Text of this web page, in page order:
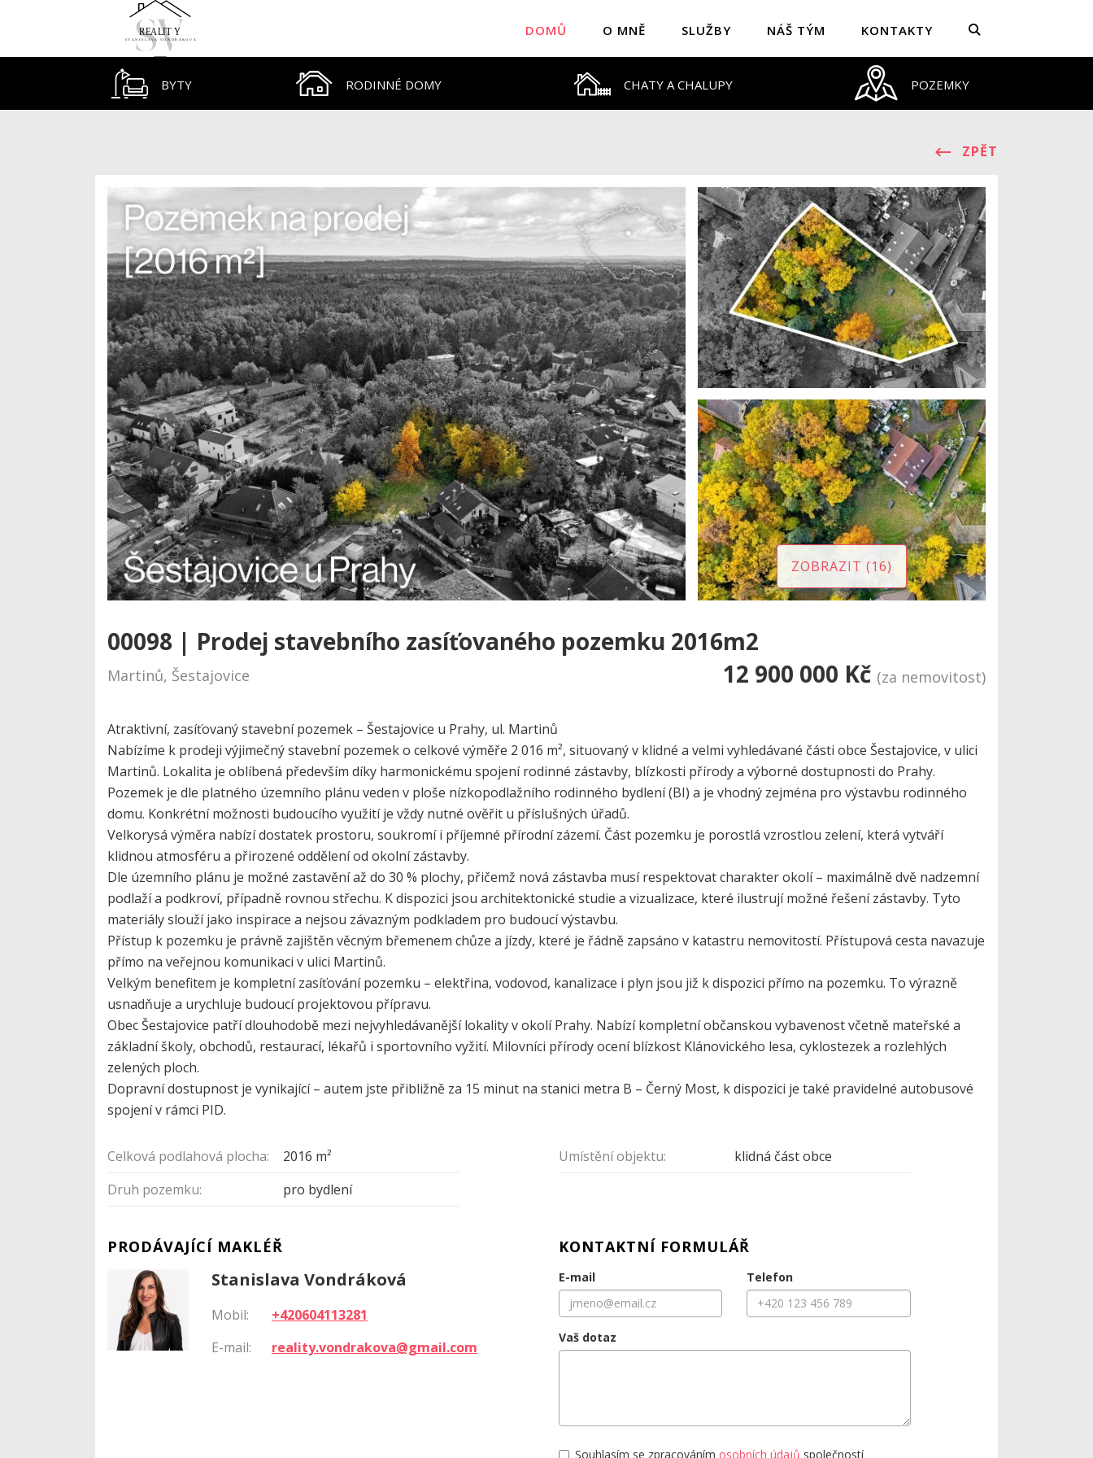
DOMŮ O MNĚ SLUŽBY NÁŠ TÝM KONTAKTY
BYTY RODINNÉ DOMY CHATY A CHALUPY POZEMKY
ZPĚT
ZOBRAZIT (16)
00098 | Prodej stavebního zasíťovaného pozemku 2016m2
Martinů, Šestajovice 12 900 000 Kč (za nemovitost)
Atraktivní, zasíťovaný stavební pozemek – Šestajovice u Prahy, ul. Martinů
Nabízíme k prodeji výjimečný stavební pozemek o celkové výměře 2 016 m², situovaný v klidné a velmi vyhledávané části obce Šestajovice, v ulici
Martinů. Lokalita je oblíbená především díky harmonickému spojení rodinné zástavby, blízkosti přírody a výborné dostupnosti do Prahy.
Pozemek je dle platného územního plánu veden v ploše nízkopodlažního rodinného bydlení (BI) a je vhodný zejména pro výstavbu rodinného
domu. Konkrétní možnosti budoucího využití je vždy nutné ověřit u příslušných úřadů.
Velkorysá výměra nabízí dostatek prostoru, soukromí i příjemné přírodní zázemí. Část pozemku je porostlá vzrostlou zelení, která vytváří
klidnou atmosféru a přirozené oddělení od okolní zástavby.
Dle územního plánu je možné zastavění až do 30 % plochy, přičemž nová zástavba musí respektovat charakter okolí – maximálně dvě nadzemní
podlaží a podkroví, případně rovnou střechu. K dispozici jsou architektonické studie a vizualizace, které ilustrují možné řešení zástavby. Tyto
materiály slouží jako inspirace a nejsou závazným podkladem pro budoucí výstavbu.
Přístup k pozemku je právně zajištěn věcným břemenem chůze a jízdy, které je řádně zapsáno v katastru nemovitostí. Přístupová cesta navazuje
přímo na veřejnou komunikaci v ulici Martinů.
Velkým benefitem je kompletní zasíťování pozemku – elektřina, vodovod, kanalizace i plyn jsou již k dispozici přímo na pozemku. To výrazně
usnadňuje a urychluje budoucí projektovou přípravu.
Obec Šestajovice patří dlouhodobě mezi nejvyhledávanější lokality v okolí Prahy. Nabízí kompletní občanskou vybavenost včetně mateřské a
základní školy, obchodů, restaurací, lékařů i sportovního vyžití. Milovníci přírody ocení blízkost Klánovického lesa, cyklostezek a rozlehlých
zelených ploch.
Dopravní dostupnost je vynikající – autem jste přibližně za 15 minut na stanici metra B – Černý Most, k dispozici je také pravidelné autobusové
spojení v rámci PID.
Celková podlahová plocha:
2016 m²
Druh pozemku:
pro bydlení
Umístění objektu: klidná část obce
PRODÁVAJÍCÍ MAKLÉŘ
Stanislava Vondráková
Mobil:
+420604113281
E-mail:
reality.vondrakova@gmail.com
KONTAKTNÍ FORMULÁŘ
E-mail Telefon
Vaš dotaz
Souhlasím se zpracováním osobních údajů společností